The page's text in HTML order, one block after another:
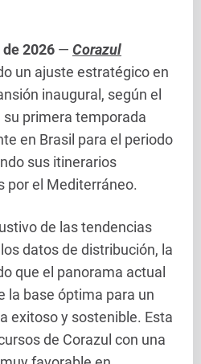
2026 — Corazul
un ajuste estratégico en
inaugural, según el
primera temporada
en Brasil para el periodo
sus itinerarios
por el Mediterráneo.
de las tendencias
datos de distribución, la
que el panorama actual
la base óptima para un
exitoso y sostenible. Esta
de Corazul con una